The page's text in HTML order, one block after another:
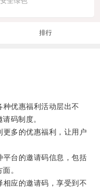
排行
优惠福利活动层出不
码制度。
多的优惠福利，让用户
台的邀请码信息，包括
。
应的邀请码，享受到不